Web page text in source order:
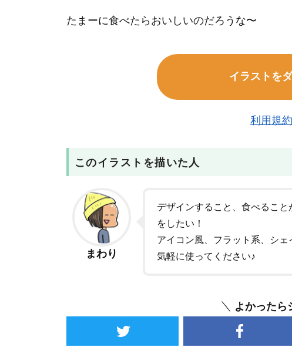
たまーに食べたらおいしいのだろうな〜
イラストを
利用規
このイラストを描いた人
まわり
デザインすること、食べるこ
をしたい！
アイコン風、フラット系、シ
気軽に使ってください♪
よかったら